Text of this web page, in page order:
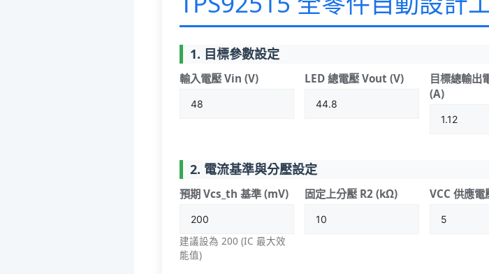
1. 目標參數設定
輸入電壓 Vin (V) LED 總電壓 Vout (V)
目標總輸出
(A)
2. 電流基準與分壓設定
預期 Vcs_th 基準 (mV)
建議設為 200 (IC 最大效
能值)
固定上分壓 R2 (kΩ) VCC 供應電